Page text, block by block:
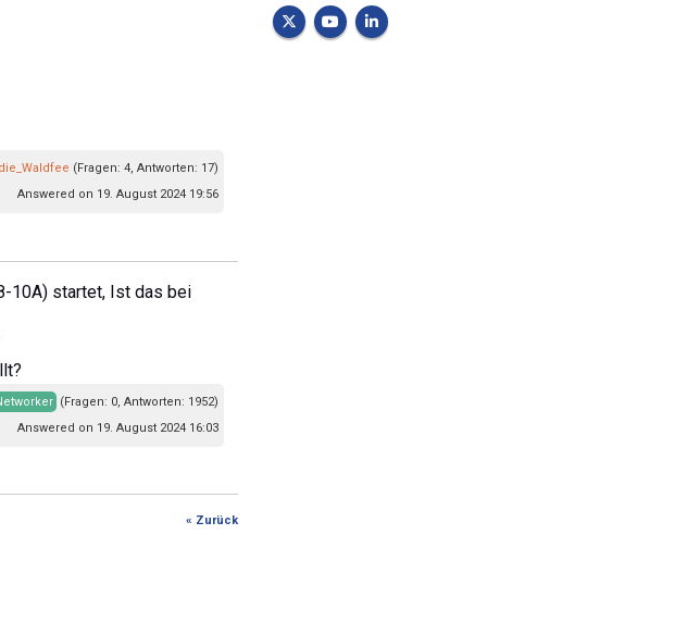
(Fragen: 4, Antworten: 17)
Answered on 19. August 2024 19:56
10A) startet, Ist das bei
(Fragen: 0, Antworten: 1952)
Answered on 19. August 2024 16:03
« Zurück